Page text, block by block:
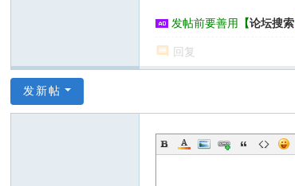
发帖前要善用 【论坛搜索
回复
发新帖